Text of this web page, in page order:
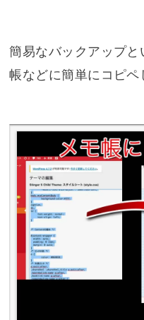
簡易なバックアップ
帳などに簡単にコピペ